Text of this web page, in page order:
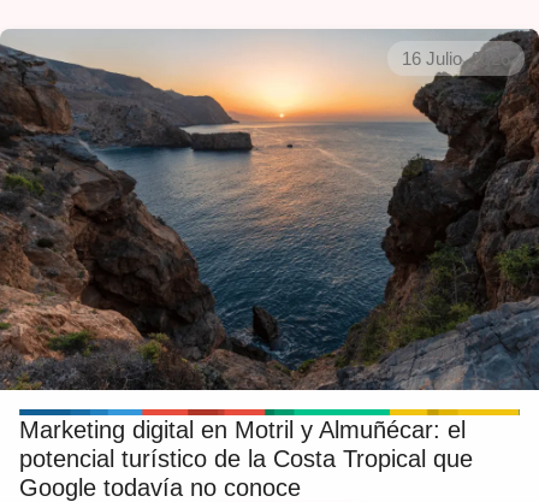
16 Julio, 2026
Marketing digital en Motril y Almuñécar: el
potencial turístico de la Costa Tropical que
Google todavía no conoce